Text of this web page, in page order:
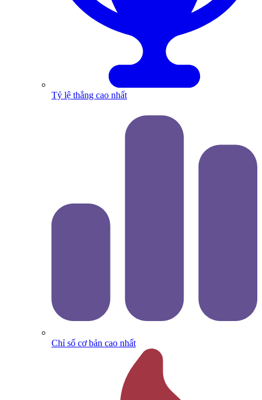
Tỷ lệ thắng cao nhất
Chỉ số cơ bản cao nhất